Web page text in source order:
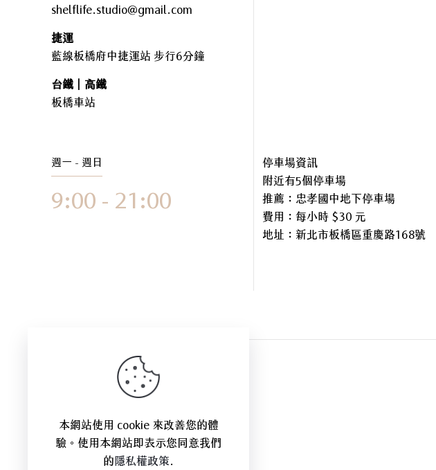
shelflife.studio@gmail.com
捷運
藍線板橋府中捷運站 步行6分鐘
台鐵｜高鐵
板橋車站
週一 - 週日
9:00 - 21:00
停車場資訊
附近有5個停車場
推薦：忠孝國中地下停車場
費用：每小時 $30 元
地址： 新北市板橋區重慶路168號
本網站使用 cookie 來改善您的體
驗。使用本網站即表示您同意我們
的 隱私權政策